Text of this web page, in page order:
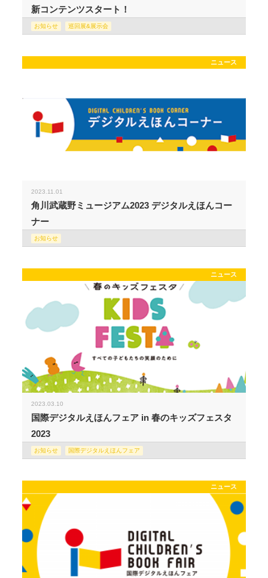
新コンテンツスタート！
お知らせ 巡回展&展示会
ニュース
2023.11.01
角川武蔵野ミュージアム2023 デジタルえほんコー
ナー
お知らせ
ニュース
2023.03.10
国際デジタルえほんフェア in 春のキッズフェスタ
2023
お知らせ 国際デジタルえほんフェア
ニュース